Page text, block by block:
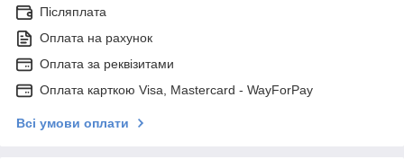
Післяплата
Оплата на рахунок
Оплата за реквізитами
Оплата карткою Visa, Mastercard - WayForPay
Всі умови оплати